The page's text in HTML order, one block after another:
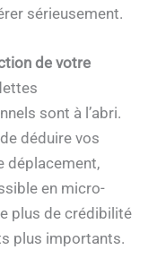
sérieusement.
de votre
sont à l’abri.
déduire vos
déplacement,
en micro-
plus de crédibilité
plus importants.